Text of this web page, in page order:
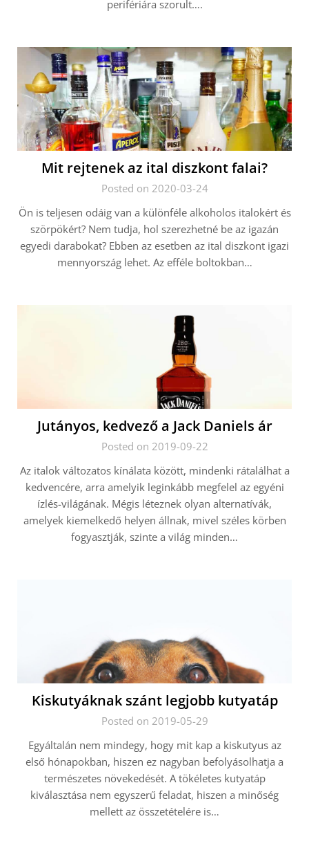
perifériára szorult….
Mit rejtenek az ital diszkont falai?
Posted on 2020-03-24
Ön is teljesen odáig van a különféle alkoholos italokért és
szörpökért? Nem tudja, hol szerezhetné be az igazán
egyedi darabokat? Ebben az esetben az ital diszkont igazi
mennyország lehet. Az efféle boltokban…
Jutányos, kedvező a Jack Daniels ár
Posted on 2019-09-22
Az italok változatos kínálata között, mindenki rátalálhat a
kedvencére, arra amelyik leginkább megfelel az egyéni
ízlés-világának. Mégis léteznek olyan alternatívák,
amelyek kiemelkedő helyen állnak, mivel széles körben
fogyasztják, szinte a világ minden…
Kiskutyáknak szánt legjobb kutyatáp
Posted on 2019-05-29
Egyáltalán nem mindegy, hogy mit kap a kiskutyus az
első hónapokban, hiszen ez nagyban befolyásolhatja a
természetes növekedését. A tökéletes kutyatáp
kiválasztása nem egyszerű feladat, hiszen a minőség
mellett az összetételére is…